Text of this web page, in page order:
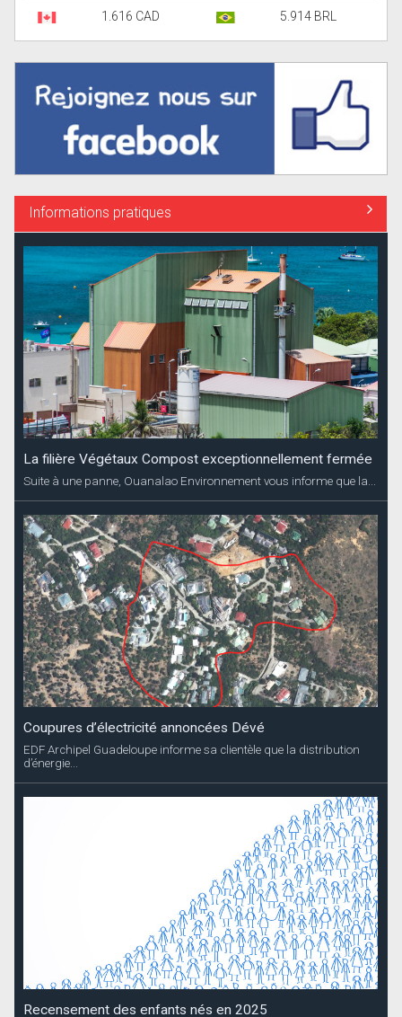
1.616 CAD 5.914 BRL
Informations pratiques
La filière Végétaux Compost exceptionnellement fermée
Suite à une panne, Ouanalao Environnement vous informe que la...
Coupures d’électricité annoncées Dévé
EDF Archipel Guadeloupe informe sa clientèle que la distribution
d’énergie...
Recensement des enfants nés en 2025
La Collectivité informe les parents que le recensement des enfants